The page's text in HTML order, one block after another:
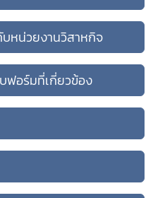
บหน่วยงานวิสาหกิจ
ฟอร์มที่เกี่ยวข้อง